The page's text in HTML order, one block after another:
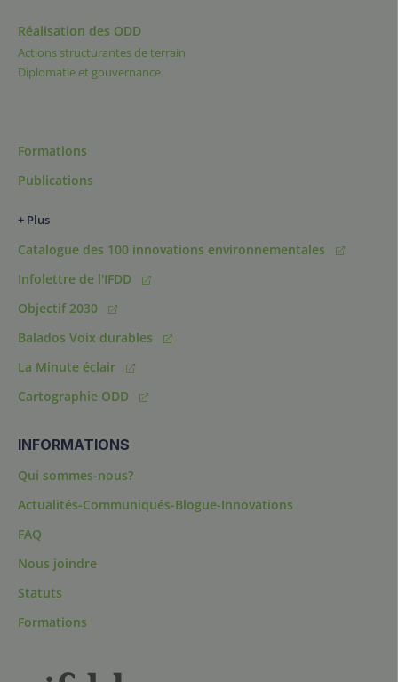
Réalisation des ODD
Actions structurantes de terrain
Diplomatie et gouvernance
Formations
Publications
+ Plus
Catalogue des 100 innovations environnementales
Infolettre de l'IFDD
Objectif 2030
Balados Voix durables
La Minute éclair
Cartographie ODD
INFORMATIONS
Qui sommes-nous?
Actualités-Communiqués-Blogue-Innovations
FAQ
Nous joindre
Statuts
Formations